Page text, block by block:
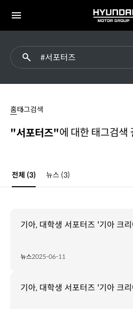
전체
HYUNDAI
MOTOR
홈태그검색
"서포터즈"에 대한 태그검색
전체 (3) 뉴스 (3)
기아, 대학생 서포터즈 '기아 크
뉴스2025-06-11
기아, 대학생 서포